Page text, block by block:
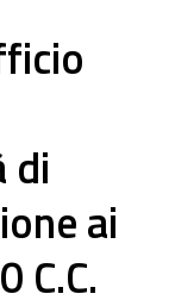
di
ai
C.C.